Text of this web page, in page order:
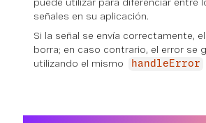
señales en su aplicación.
Si la señal se envía correctamente,
borra; en caso contrario, el error se
utilizando el mismo
handleError